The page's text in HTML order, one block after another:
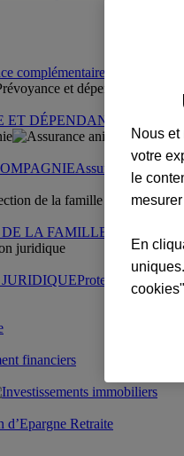
complémentaire santé
DÉPENDANCE
Assurance chien
LA FAMILLE
Protection
Nous
votre
le
En